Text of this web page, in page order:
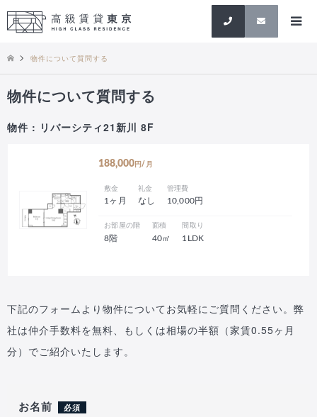
検索
物件について質問する
物件について質問する
物件 : リバーシティ21新川 8F
188,000 円/月
敷金
1ヶ月
礼金
なし
管理費
10,000円
お部屋の階
8階
面積
40㎡
間取り
1LDK
下記のフォームより物件についてお気軽にご質問ください。弊
社は仲介手数料を無料、もしくは相場の半額（家賃0.55ヶ月
分）でご紹介いたします。
お名前 必須